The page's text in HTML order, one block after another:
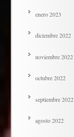
enero 2023
diciembre 2022
noviembre 2022
octubre 2022
septiembre 2022
agosto 2022